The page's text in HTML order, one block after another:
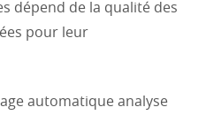
dépend de la qualité des
pour leur
automatique analyse